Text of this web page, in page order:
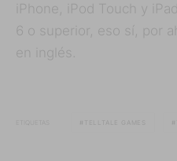
iPhone, iPod Touch y
6 o superior, eso sí, por
en inglés.
TELLTALE GAMES